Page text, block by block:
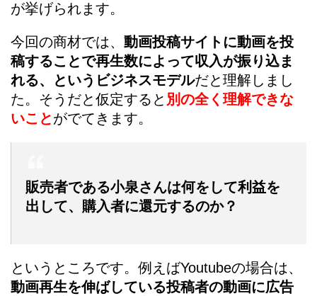
が挙げられます。
今回の商材では、 動画投稿サイトに動画を投
稿することで再生数によって収入が振り込ま
れる、というビジネスモデルだと理解しまし
た。そうだと仮定すると 別の全く理解できな
いことがでてきます。
販売者である小泉さんは何をして利益を
出して、購入者に還元するのか？
というところです。例えばYoutubeの場合は、
動画再生を伸ばしている投稿者の動画に広告